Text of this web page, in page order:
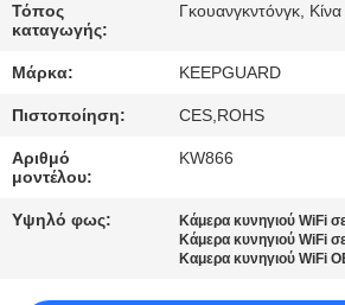
ΠΟΙΌΤΗΤΑΣ
ΕΠΙΚΟΙΝΩΝΉΣΤΕ
ΜΑΣ
Τόπος
καταγωγής:
Γκουανγκντόνγκ, Κίνα
Μάρκα: KEEPGUARD
Πιστοποίηση: CES,ROHS
Αριθμό
μοντέλου:
KW866
Υψηλό φως: Κάμερα κυνηγιού WiFi
Κάμερα κυνηγιού WiFi
Καμερα κυνηγιού WiFi